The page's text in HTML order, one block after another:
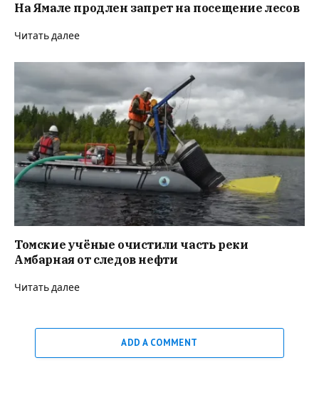
На Ямале продлен запрет на посещение лесов
Читать далее
Томские учёные очистили часть реки
Амбарная от следов нефти
Читать далее
ADD A COMMENT